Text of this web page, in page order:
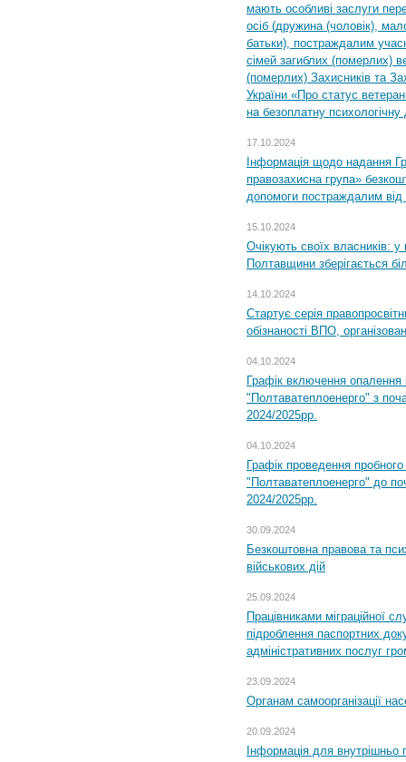
мають особливі заслуги
осіб (дружина (чоловік),
батьки), постраждалим
сімей загиблих (померлих)
(померлих) Захисників та
України «Про статус
на безоплатну психологічну
17.10.2024
Інформація щодо надання
правозахисна група»
допомоги постраждалим від
15.10.2024
Очікують своїх власників: у
Полтавщини зберігається
14.10.2024
Стартує серія
обізнаності ВПО,
04.10.2024
Графік включення
"Полтаватеплоенерго" з
2024/2025рр.
04.10.2024
Графік проведення
"Полтаватеплоенерго" до
2024/2025рр.
30.09.2024
Безкоштовна правова та
військових дій
25.09.2024
Працівниками міграційної
підроблення паспортних
адміністративних послуг
23.09.2024
Органам самоорганізації
20.09.2024
Інформація для внутрішньо